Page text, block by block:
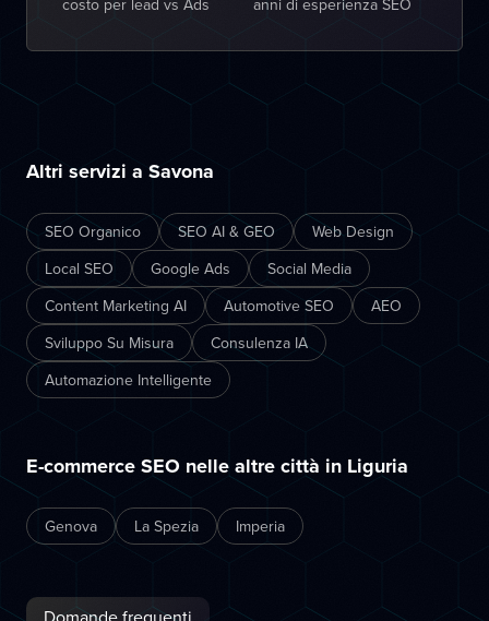
costo per lead vs Ads anni di esperienza SEO
Altri servizi a Savona
SEO Organico SEO AI & GEO
Web Design
Local SEO
Google Ads
Social Media
Content Marketing AI
Automotive SEO
AEO
Sviluppo Su Misura
Consulenza IA
Automazione Intelligente
E-commerce SEO nelle altre città in Liguria
Genova La Spezia Imperia